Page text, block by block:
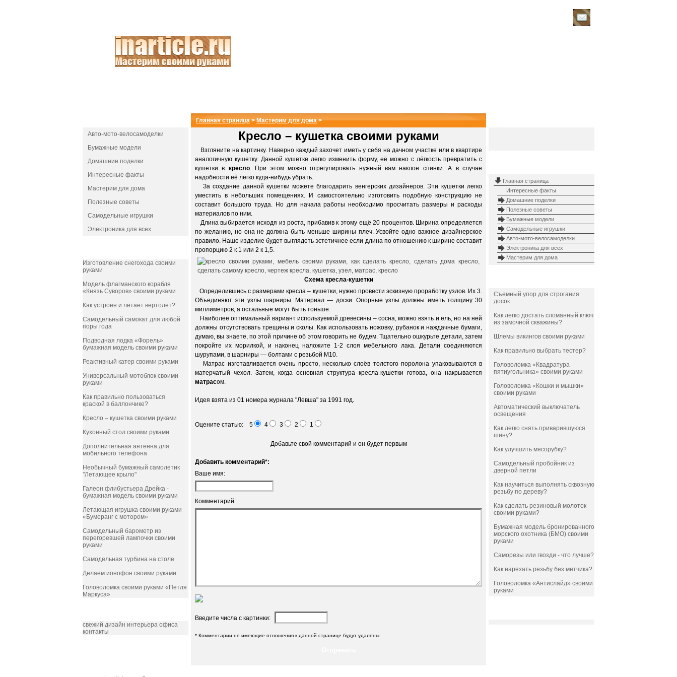
Авто-мото-велосамоделки
Бумажные модели
Домашние поделки
Интересные факты
Мастерим для дома
Полезные советы
Самодельные игрушки
Электроника для всех
Изготовление снегохода своими
руками
Модель флагманского корабля
«Князь Суворов» своими руками
Как устроен и летает вертолет?
Самодельный самокат для любой
поры года
Подводная лодка «Форель»
бумажная модель своими руками
Реактивный катер своими руками
Универсальный мотоблок своими
руками
Как правильно пользоваться
краской в баллончике?
Кресло – кушетка своими руками
Кухонный стол своими руками
Дополнительная антенна для
мобильного телефона
Необычный бумажный самолетик
"Летающее крыло"
Галеон флибустьера Дрейка -
бумажная модель своими руками
Летающая игрушка своими руками
«Бумеранг с мотором»
Самодельный барометр из
перегоревшей лампочки своими
руками
Самодельная турбина на столе
Делаем ионофон своими руками
Головоломка своими руками «Петля
Маркуса»
свежий дизайн интерьера офиса
контакты
Главная страница>Мастерим для дома>
Кресло – кушетка своими руками
Взгляните на картинку. Наверно каждый захочет иметь у себя на дачном участке или в квартире
аналогичную кушетку. Данной кушетке легко изменить форму, её можно с лёгкость превратить с
кушетки в кресло. При этом можно отрегулировать нужный вам наклон спинки. А в случае
надобности её легко куда-нибудь убрать.
За создание данной кушетки можете благодарить венгерских дизайнеров. Эти кушетки легко
уместить в небольших помещениях. И самостоятельно изготовить подобную конструкцию не
составит большого труда. Но для начала работы необходимо просчитать размеры и расходы
материалов по ним.
Длина выбирается исходя из роста, прибавив к этому ещё 20 процентов. Ширина определяется
по желанию, но она не должна быть меньше ширины плеч. Усвойте одно важное дизайнерское
правило. Наше изделие будет выглядеть эстетичнее если длина по отношению к ширине составит
пропорцию 2 к 1 или 2 к 1,5.
Схема кресла-кушетки
Определившись с размерами кресла – кушетки, нужно провести эскизную проработку узлов. Их 3.
Объединяют эти узлы шарниры. Материал — доски. Опорные узлы должны иметь толщину 30
миллиметров, а остальные могут быть тоньше.
Наиболее оптимальный вариант используемой древесины – сосна, можно взять и ель, но на ней
должны отсутствовать трещины и сколы. Как использовать ножовку, рубанок и наждачные бумаги,
думаю, вы знаете, по этой причине об этом говорить не будем. Тщательно ошкурьте детали, затем
покройте их морилкой, и наконец наложите 1-2 слоя мебельного лака. Детали соединяются
шурупами, в шарниры — болтами с резьбой М10.
Матрас изготавливается очень просто, несколько слоёв толстого поролона упаковываются в
матерчатый чехол. Затем, когда основная структура кресла-кушетки готова, она накрывается
матрасом.
Идея взята из 01 номера журнала "Левша" за 1991 год.
Оцените статью: 5 4 3 2 1
Добавьте свой комментарий и он будет первым
Добавить комментарий*:
Ваше имя:
Комментарий:
Введите числа с картинки:
* Комментарии не имеющие отношения к данной странице будут удалены.
Главная страница
Интересные факты
Домашние поделки
Полезные советы
Бумажные модели
Самодельные игрушки
Авто-мото-велосамоделки
Электроника для всех
Мастерим для дома
Съемный упор для строгания
досок
Как легко достать сломанный ключ
из замочной скважины?
Шлемы викингов своими руками
Как правильно выбрать тестер?
Головоломка «Квадратура
пятиугольника» своими руками
Головоломка «Кошки и мышки»
своими руками
Автоматический выключатель
освещения
Как легко снять приварившуюся
шину?
Как улучшить мясорубку?
Самодельный пробойник из
дверной петли
Как научиться выполнять сквозную
резьбу по дереву?
Как сделать резиновый молоток
своими руками?
Бумажная модель бронированного
морского охотника (БМО) своими
руками
Саморезы или гвозди - что лучше?
Как нарезать резьбу без метчика?
Головоломка «Антислайд» своими
руками